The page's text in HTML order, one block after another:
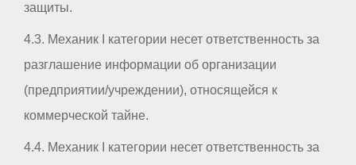
защиты.
4.3. Механик I категории несет ответственность за
разглашение информации об организации
(предприятии/учреждении), относящейся к
коммерческой тайне.
4.4. Механик I категории несет ответственность за